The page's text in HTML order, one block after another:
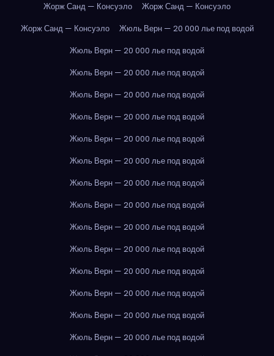
Жорж Санд — Консуэло
Жорж Санд — Консуэло
Жорж Санд — Консуэло
Жюль Верн — 20 000 лье под водой
Жюль Верн — 20 000 лье под водой
Жюль Верн — 20 000 лье под водой
Жюль Верн — 20 000 лье под водой
Жюль Верн — 20 000 лье под водой
Жюль Верн — 20 000 лье под водой
Жюль Верн — 20 000 лье под водой
Жюль Верн — 20 000 лье под водой
Жюль Верн — 20 000 лье под водой
Жюль Верн — 20 000 лье под водой
Жюль Верн — 20 000 лье под водой
Жюль Верн — 20 000 лье под водой
Жюль Верн — 20 000 лье под водой
Жюль Верн — 20 000 лье под водой
Жюль Верн — 20 000 лье под водой